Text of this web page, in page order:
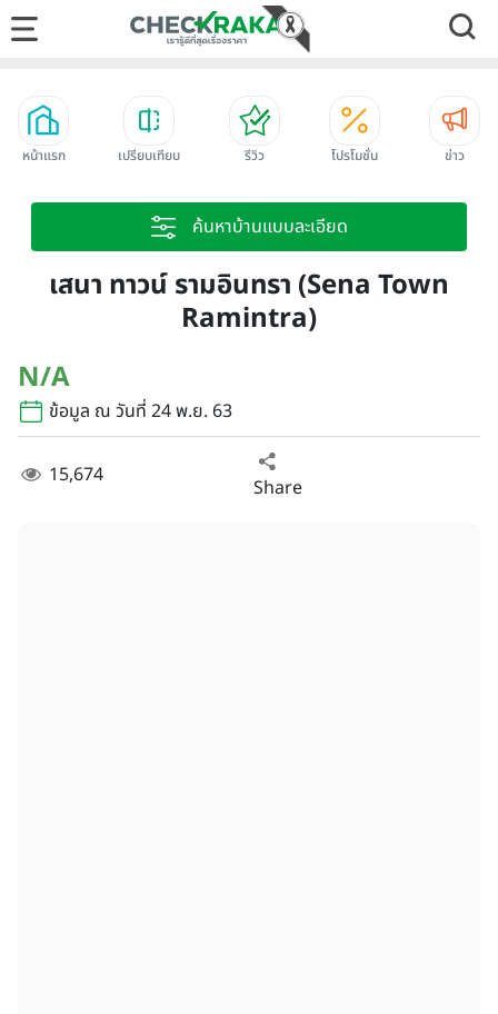
หน้าแรก เปรียบเทียบ รีวิว โปรโมชั่น ข่าว
ค้นหาบ้านแบบละเอียด
เสนา ทาวน์ รามอินทรา (Sena Town
Ramintra)
N/A
ข้อมูล ณ วันที่ 24 พ.ย. 63
15,674 Share